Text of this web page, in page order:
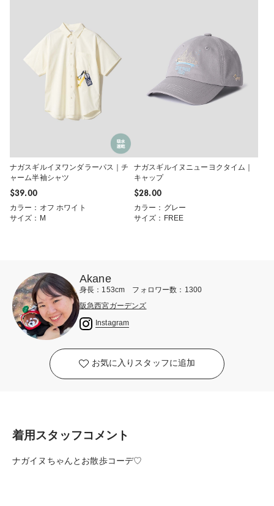
ナガスギルイヌワンダラーパス｜チ
ャーム半袖シャツ
$‌39.00
カラー：オフ ホワイト
サイズ：M
ナガスギルイヌニューヨクタイム｜
キャップ
$‌28.00
カラー：グレー
サイズ：FREE
Akane
身長：153cm フォロワー数：1300
阪急西宮ガーデンズ
Instagram
お気に入りスタッフに追加
着用スタッフコメント
ナガイヌちゃんとお散歩コーデ♡